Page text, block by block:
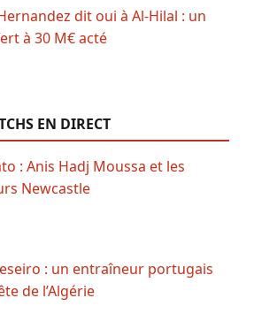
dit oui à Al-Hilal : un
à 30 M€ acté
EN DIRECT
: Anis Hadj Moussa et les
Newcastle
: un entraîneur portugais
de l’Algérie